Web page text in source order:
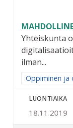
Yhteiskunta
ilman...
Rajaa
Oppiminen ja
LUONTIAIKA
18.11.2019